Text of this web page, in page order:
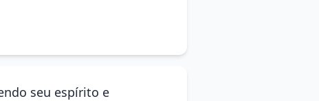
seu espírito e